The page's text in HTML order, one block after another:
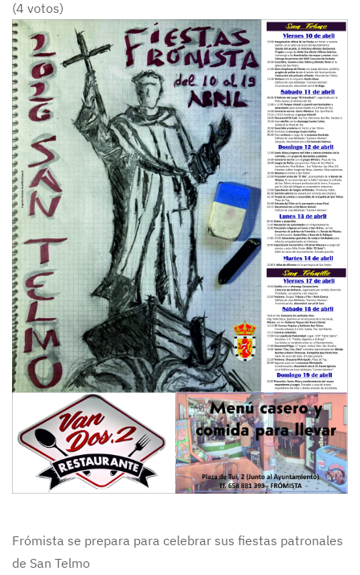
(4 votos)
Frómista se prepara para celebrar sus fiestas patronales
de San Telmo